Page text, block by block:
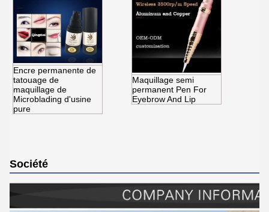
Encre permanente de
tatouage de
maquillage de
Microblading d'usine
pure
Maquillage semi
permanent Pen For
Eyebrow And Lip
Société